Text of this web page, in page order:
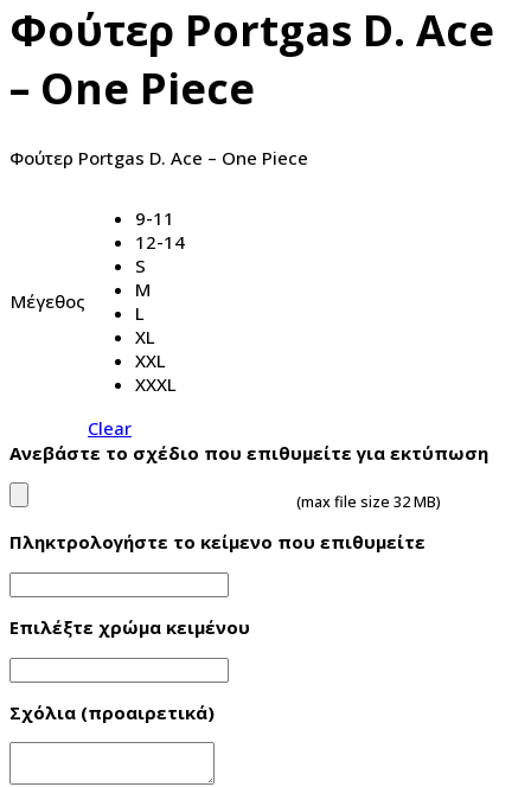
Φούτερ Portgas D. Ace
– One Piece
Φούτερ Portgas D. Ace – One Piece
Μέγεθος
9-11
12-14
S
M
L
XL
XXL
XXXL
Clear
Ανεβάστε το σχέδιο που επιθυμείτε για εκτύπωση
(max file size 32 MB)
Πληκτρολογήστε το κείμενο που επιθυμείτε
Επιλέξτε χρώμα κειμένου
Σχόλια (προαιρετικά)